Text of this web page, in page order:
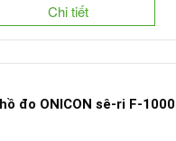
Chi tiết
đo ONICON sê-ri F-1000